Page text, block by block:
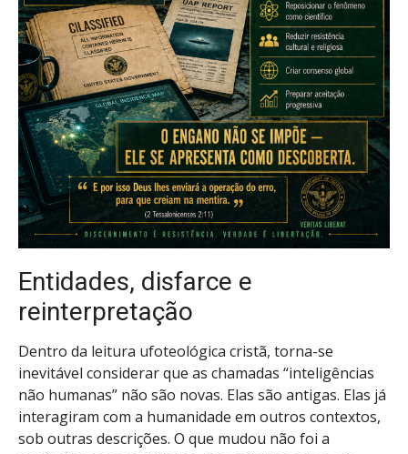
Entidades, disfarce e
reinterpretação
Dentro da leitura ufoteológica cristã, torna-se
inevitável considerar que as chamadas “inteligências
não humanas” não são novas. Elas são antigas. Elas já
interagiram com a humanidade em outros contextos,
sob outras descrições. O que mudou não foi a